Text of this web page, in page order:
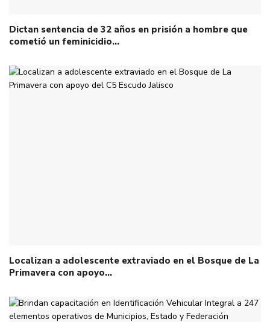
Dictan sentencia de 32 años en prisión a hombre que
cometió un feminicidio…
Localizan a adolescente extraviado en el Bosque de La
Primavera con apoyo…